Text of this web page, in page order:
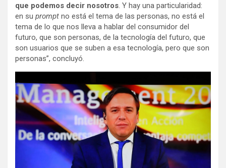
que podemos decir nosotros. Y hay una particularidad:
en su prompt no está el tema de las personas, no está el
tema de lo que nos lleva a hablar del consumidor del
futuro, que son personas, de la tecnología del futuro, que
son usuarios que se suben a esa tecnología, pero que son
personas”, concluyó.